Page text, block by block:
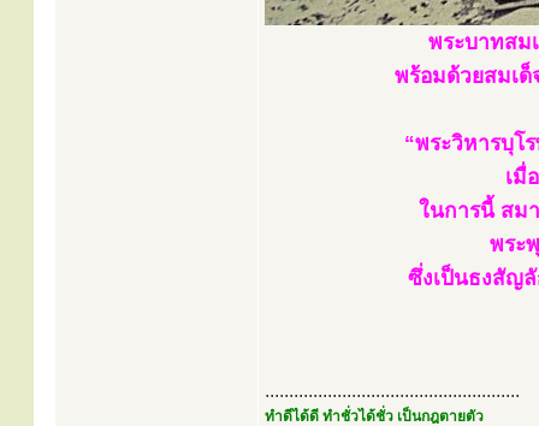
พระบาทสม
พร้อมด้วยสมเ
“พระวิหารบุโ
เมื่
ในการนี้ สม
พระ
ซึ่งเป็นธงสัญ
.....................................................
ทำดีได้ดี ทำชั่วได้ชั่ว เป็นกฎตายตัว